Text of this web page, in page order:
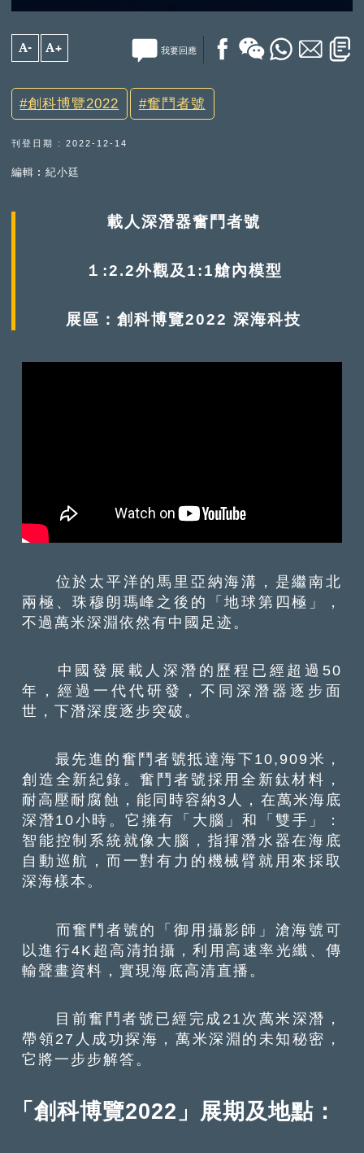
A- A+ 我要回應
創科博覽2022 奮鬥者號
刊登日期 : 2022-12-14
編輯︰紀小廷
載人深潛器奮鬥者號
１:2.2外觀及1:1艙內模型
展區：創科博覽2022 深海科技
位於太平洋的馬里亞納海溝，是繼南北
兩極、珠穆朗瑪峰之後的「地球第四極」，
不過萬米深淵依然有中國足迹。
中國發展載人深潛的歷程已經超過50
年，經過一代代研發，不同深潛器逐步面
世，下潛深度逐步突破。
最先進的奮鬥者號抵達海下10,909米，
創造全新紀錄。奮鬥者號採用全新鈦材料，
耐高壓耐腐蝕，能同時容納3人，在萬米海底
深潛10小時。它擁有「大腦」和「雙手」：
智能控制系統就像大腦，指揮潛水器在海底
自動巡航，而一對有力的機械臂就用來採取
深海樣本。
而奮鬥者號的「御用攝影師」滄海號可
以進行4K超高清拍攝，利用高速率光纖、傳
輸聲畫資料，實現海底高清直播。
目前奮鬥者號已經完成21次萬米深潛，
帶領27人成功探海，萬米深淵的未知秘密，
它將一步步解答。
「創科博覽2022 」展期及地點：